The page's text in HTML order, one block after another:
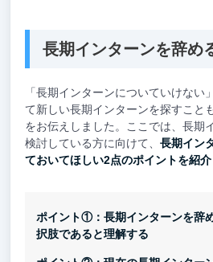
長期インターンを辞め
「長期インターンについていけない
て新しい長期インターンを探すこと
をお伝えしました。ここでは、長期
検討している方に向けて、 長期イン
ておいてほしい2点のポイントを紹
ポイント①：長期インターンを辞
択肢であると理解する